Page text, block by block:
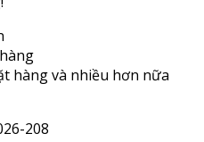
hàng và nhiều hơn nữa
208